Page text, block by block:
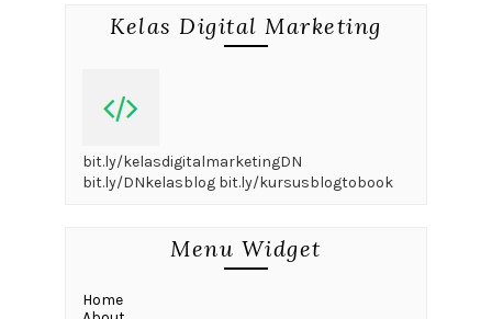
Kelas Digital Marketing
bit.ly/kelasdigitalmarketingDN
bit.ly/DNkelasblog bit.ly/kursusblogtobook
Menu Widget
Home